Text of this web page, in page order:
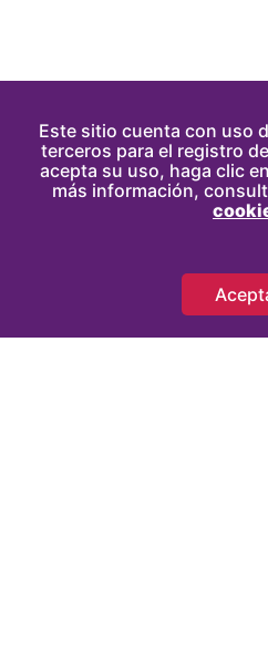
Este sitio cuenta con uso
terceros para el registro
acepta su uso, haga clic
más información,